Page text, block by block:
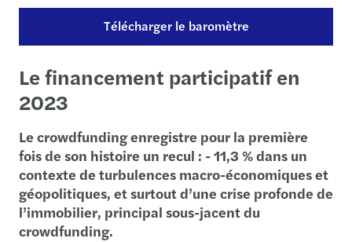
Télécharger le baromètre
Le financement participatif en
2023
Le crowdfunding enregistre pour la première
fois de son histoire un recul : - 11,3 % dans un
contexte de turbulences macro-économiques et
géopolitiques, et surtout d’une crise profonde de
l’immobilier, principal sous-jacent du
crowdfunding.